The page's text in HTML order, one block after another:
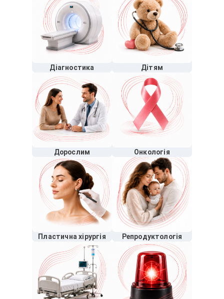
Діагностика Дітям
Дорослим Онкологія
Пластична хірургія Репродуктологія